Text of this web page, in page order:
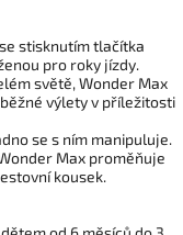
stisknutím tlačítka
pro roky jízdy.
světě, Wonder Max
výlety v příležitosti
se s ním manipuluje.
Max proměňuje
kousek.